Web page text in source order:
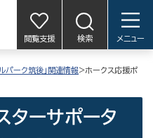
閲覧支援 検索 メニュー
パーク筑後」関連情報>ホークス応援ポ
ターサポータ